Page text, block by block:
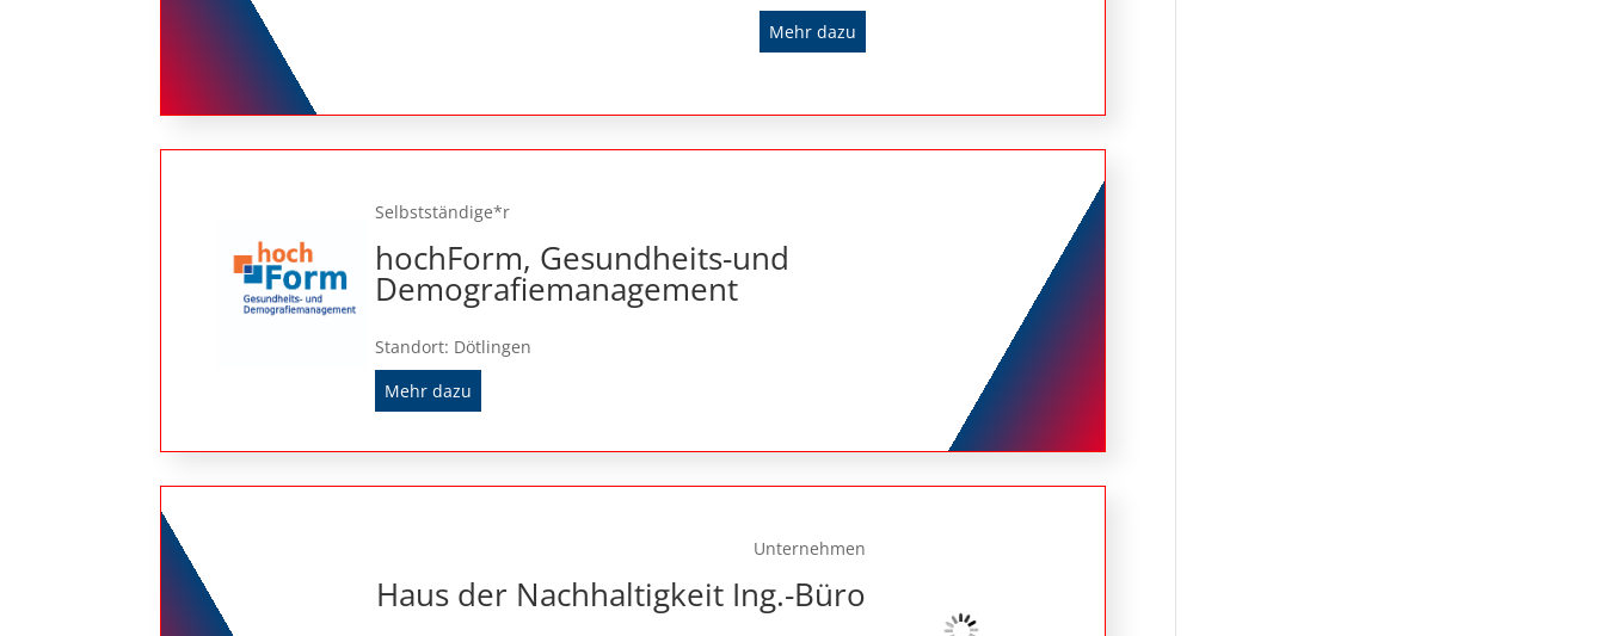
Mehr dazu
Selbstständige*r
hochForm, Gesundheits-und
Demografiemanagement
Standort: Dötlingen
Mehr dazu
Unternehmen
Haus der Nachhaltigkeit Ing.-Büro